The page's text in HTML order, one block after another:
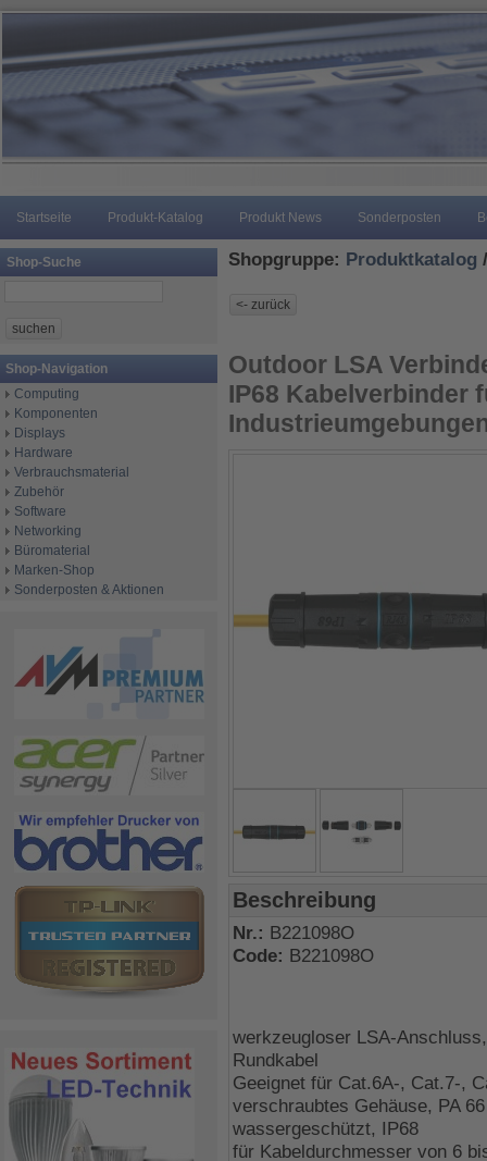
Startseite Produkt-Katalog Produkt News Sonderposten
Shop-Suche
Shop-Navigation
Computing
Komponenten
Displays
Hardware
Verbrauchsmaterial
Zubehör
Software
Networking
Büromaterial
Marken-Shop
Sonderposten & Aktionen
Shopgruppe: Produktkatalog
Outdoor LSA
IP68 Kabelverbinder
Beschreibung
Nr.: B221098O
Code: B221098O
werkzeugloser LSA-
Rundkabel
Geeignet für Cat.6A-, Cat.7-,
verschraubtes Gehäuse, PA 66
wassergeschützt, IP68
für Kabeldurchmesser von 6